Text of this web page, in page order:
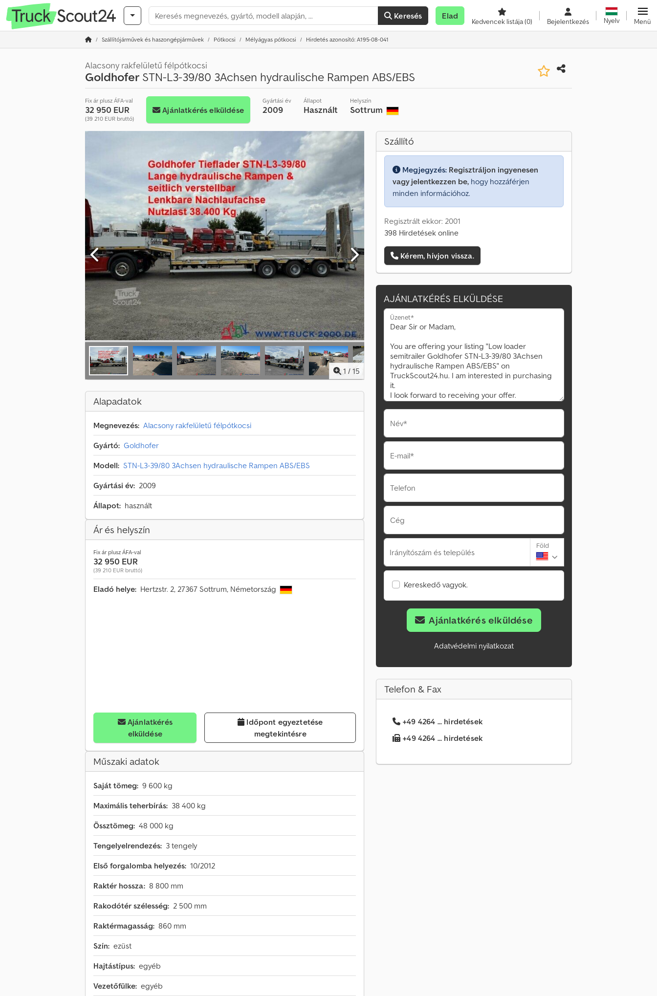
Keresés Elad
Kedvencek listája(0) Bejelentkezés Nyelv Menü
Szállítójárművek és haszongépjárművek Pótkocsi Mélyágyas pótkocsi Hirdetés azonosító: A195-08-041
Alacsony rakfelületű félpótkocsi
Goldhofer STN-L3-39/80 3Achsen hydraulische Rampen ABS/EBS
Fix ár plusz ÁFA-val
32 950 EUR
(39 210 EUR bruttó)
Ajánlatkérés elküldése
Gyártási év
2009
Állapot
Használt
Helyszín
Sottrum
1 / 15
Alapadatok
Megnevezés: Alacsony rakfelületű félpótkocsi
Gyártó: Goldhofer
Modell: STN-L3-39/80 3Achsen hydraulische Rampen ABS/EBS
Gyártási év: 2009
Állapot: használt
Ár és helyszín
Fix ár plusz ÁFA-val
32 950 EUR
(39 210 EUR bruttó)
Eladó helye: Hertzstr. 2, 27367 Sottrum, Németország
Ajánlatkérés
elküldése
megtekintésre
Műszaki adatok
Saját tömeg: 9 600 kg
Maximális teherbírás: 38 400 kg
Össztömeg: 48 000 kg
Tengelyelrendezés: 3 tengely
Első forgalomba helyezés: 10/2012
Raktér hossza: 8 800 mm
Rakodótér szélesség: 2 500 mm
Raktérmagasság: 860 mm
Szín: ezüst
Hajtástípus: egyéb
Vezetőfülke: egyéb
Szállító
Megjegyzés: Regisztráljon ingyenesen
vagy jelentkezzen be, hogy hozzáférjen
minden információhoz.
Regisztrált ekkor: 2001
398 Hirdetések online
Kérem, hívjon vissza.
AJÁNLATKÉRÉS ELKÜLDÉSE
Üzenet*
Név*
E-mail*
Telefon
Cég
Irányítószám és település
Föld
Kereskedő vagyok.
Ajánlatkérés elküldése
Adatvédelmi nyilatkozat
Telefon & Fax
+49 4264 ... hirdetések
+49 4264 ... hirdetések